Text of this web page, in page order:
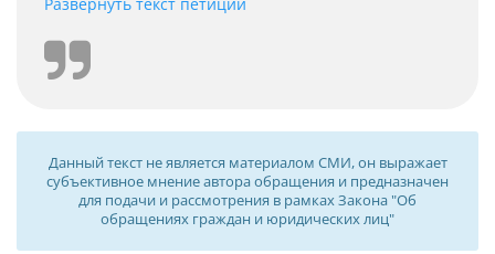
опытные игроки.
По завершению чемпионата достичь высоких мест
опытные команды на ином уровне и получили
заряд мотивации, чтобы в следующем сезоне
показать всё, на что действительно способны.
Данный текст не является материалом СМИ, он выражает
субъективное мнение автора обращения и предназначен
для подачи и рассмотрения в рамках Закона "Об
обращениях граждан и юридических лиц"